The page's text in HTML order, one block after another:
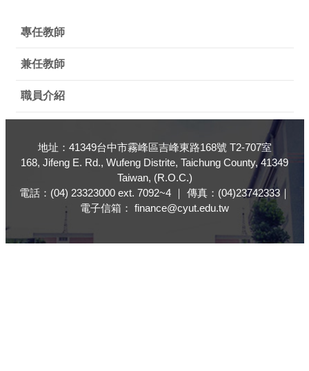
專任教師
兼任教師
職員介紹
地址：41349台中市霧峰區吉峰東路168號 T2-707室
168, Jifeng E. Rd., Wufeng Distrite, Taichung County, 41349
Taiwan, (R.O.C.)
電話：(04) 23323000 ext. 7092~4 ｜ 傳真：(04)23742333｜
電子信箱： finance@cyut.edu.tw